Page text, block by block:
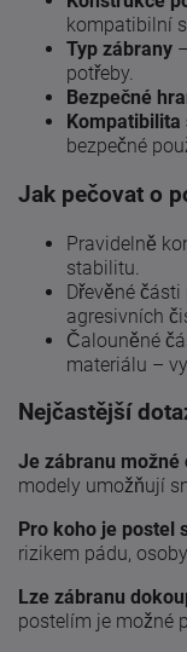
kompatibilní
Typ zábrany
potřeby.
Bezpečné
bezpečné
Jak pečovat o
Pravidelně
stabilitu.
Dřevěné
agresivních
Čalouněné
materiálu –
Nejčastější
Je zábranu
modely umožňují
Pro koho je postel
rizikem pádu,
Lze zábranu
postelím je možné